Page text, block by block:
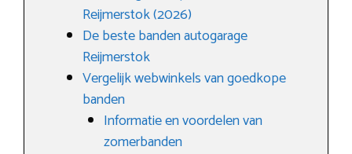
Reijmerstok (2026)
De beste banden autogarage
Reijmerstok
Vergelijk webwinkels van goedkope
banden
Informatie en voordelen van
zomerbanden